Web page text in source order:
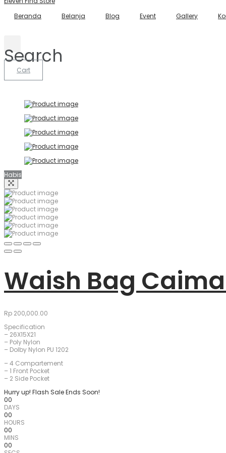
Beranda
Belanja Blog Event Gallery
Search
Cart
Habis
Waish Bag
Rp 200,000.00
Specification
– 26X15X21
– Poly Nylon
– Dolby Nylon PU 1202
– 4 Compartement
– 1 Front Pocket
– 2 Side Pocket
Hurry up! Flash Sale Ends Soon!
00
DAYS
00
HOURS
00
MINS
00